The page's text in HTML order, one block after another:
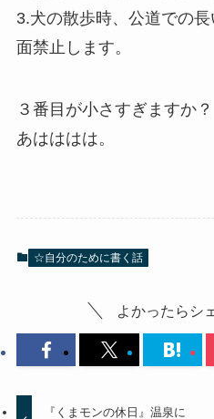
3.犬の散歩時、公道での
面禁止します。
３番目が小さすぎますか？
あはははは。
☆自分のために書く話
よかったらシ
『くまモンの休日』温泉に